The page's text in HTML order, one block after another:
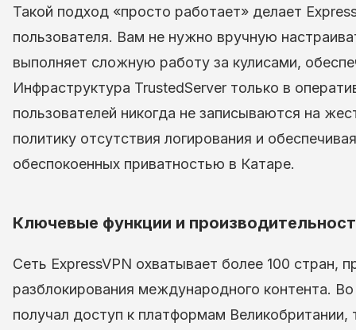
Такой подход «просто работает» делает
пользователя. Вам не нужно вручную
выполняет сложную работу за кулисами,
Инфраструктура TrustedServer только в
пользователей никогда не записываются на
политику отсутствия логирования и
обеспокоенных приватностью в Катаре.
Ключевые функции и
Сеть ExpressVPN охватывает более 100 стран,
разблокирования международного контента.
получал доступ к платформам Великобритании,